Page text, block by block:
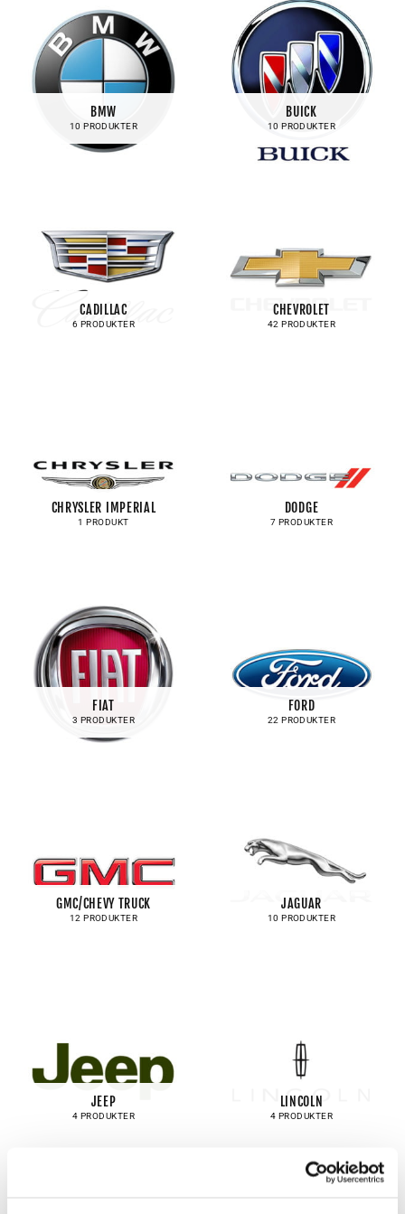
BMW
10 PRODUKTER
BUICK
10 PRODUKTER
CADILLAC
6 PRODUKTER
CHEVROLET
42 PRODUKTER
CHRYSLER IMPERIAL
1 PRODUKT
DODGE
7 PRODUKTER
FIAT
3 PRODUKTER
FORD
22 PRODUKTER
GMC/CHEVY TRUCK
12 PRODUKTER
JAGUAR
10 PRODUKTER
JEEP
4 PRODUKTER
LINCOLN
4 PRODUKTER